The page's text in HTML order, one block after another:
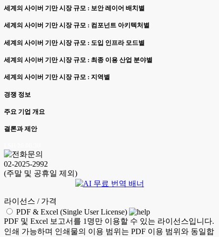
세계의 사이버 기만 시장 규모 : 보안 레이어 배치별
세계의 사이버 기만 시장 규모 : 컴포넌트 아키텍처별
세계의 사이버 기만 시장 규모 : 도입 인프라 모드별
세계의 사이버 기만 시장 규모 : 최종 이용 산업 분야별
세계의 사이버 기만 시장 규모 : 지역별
경쟁 정보
주요 기업 개요
결론과 제안
02-2025-2992
(주말 및 공휴일 제외)
라이선스 / 가격
PDF & Excel (Single User License)
PDF 및 Excel 보고서를 1명만 이용할 수 있는 라이선스입니다.
인쇄 가능하며 인쇄물의 이용 범위는 PDF 이용 범위와 동일합